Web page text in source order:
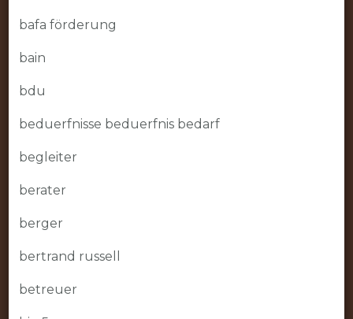
bafa förderung
bain
bdu
beduerfnisse beduerfnis bedarf
begleiter
berater
berger
bertrand russell
betreuer